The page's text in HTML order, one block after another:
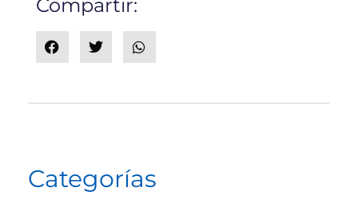
Compartir:
Categorías